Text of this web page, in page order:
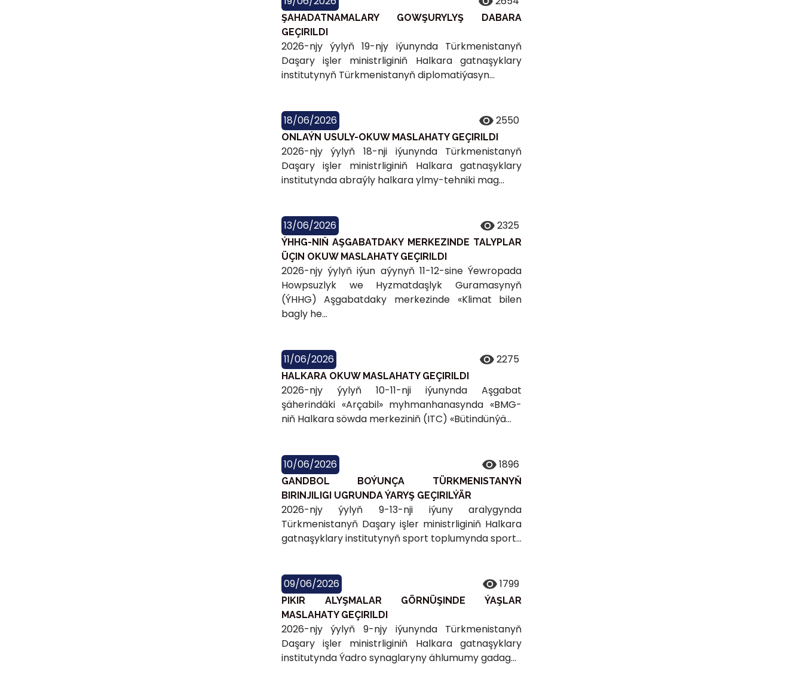
ŞAHADATNAMALARY GOWŞURYLYŞ DABARA
GEÇIRILDI
2026-njy ýylyň 19-njy iýunynda Türkmenistanyň
Daşary işler ministrliginiň Halkara gatnaşyklary
institutynyň Türkmenistanyň diplomatiýasyn...
18/06/2026 2550
ONLAÝN USULY-OKUW MASLAHATY GEÇIRILDI
2026-njy ýylyň 18-nji iýunynda Türkmenistanyň
Daşary işler ministrliginiň Halkara gatnaşyklary
institutynda abraýly halkara ylmy-tehniki mag...
13/06/2026 2325
ÝHHG-NIŇ AŞGABATDAKY MERKEZINDE TALYPLAR
ÜÇIN OKUW MASLAHATY GEÇIRILDI
2026-njy ýylyň iýun aýynyň 11-12-sine Ýewropada
Howpsuzlyk we Hyzmatdaşlyk Guramasynyň
(ÝHHG) Aşgabatdaky merkezinde «Klimat bilen
bagly he...
11/06/2026 2275
HALKARA OKUW MASLAHATY GEÇIRILDI
2026-njy ýylyň 10-11-nji iýunynda Aşgabat
şäherindäki «Arçabil» myhmanhanasynda «BMG-
niň Halkara söwda merkeziniň (ITC) «Bütindünýä...
10/06/2026 1896
GANDBOL BOÝUNÇA TÜRKMENISTANYŇ
BIRINJILIGI UGRUNDA ÝARYŞ GEÇIRILÝÄR
2026-njy ýylyň 9-13-nji iýuny aralygynda
Türkmenistanyň Daşary işler ministrliginiň Halkara
gatnaşyklary institutynyň sport toplumynda sport...
09/06/2026 1799
PIKIR ALYŞMALAR GÖRNÜŞINDE ÝAŞLAR
MASLAHATY GEÇIRILDI
2026-njy ýylyň 9-njy iýunynda Türkmenistanyň
Daşary işler ministrliginiň Halkara gatnaşyklary
institutynda Ýadro synaglaryny ählumumy gadag...